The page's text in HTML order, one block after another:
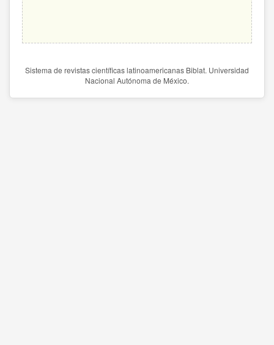
Sistema de revistas científicas latinoamericanas Biblat. Universidad
Nacional Autónoma de México.